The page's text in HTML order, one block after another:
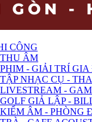
CÔNG
ÂM
- GIẢI TRÍ
NHẠC CỤ -
-
GIẢ LẬP -
ÂM - PHÒNG